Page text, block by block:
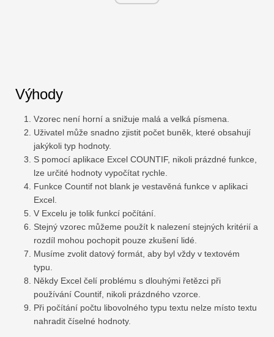
Výhody
Vzorec není horní a snižuje malá a velká písmena.
Uživatel může snadno zjistit počet buněk, které obsahují
jakýkoli typ hodnoty.
S pomocí aplikace Excel COUNTIF, nikoli prázdné funkce,
lze určité hodnoty vypočítat rychle.
Funkce Countif not blank je vestavěná funkce v aplikaci
Excel.
V Excelu je tolik funkcí počítání.
Stejný vzorec můžeme použít k nalezení stejných kritérií a
rozdíl mohou pochopit pouze zkušení lidé.
Musíme zvolit datový formát, aby byl vždy v textovém
typu.
Někdy Excel čelí problému s dlouhými řetězci při
používání Countif, nikoli prázdného vzorce.
Při počítání počtu libovolného typu textu nelze místo textu
nahradit číselné hodnoty.